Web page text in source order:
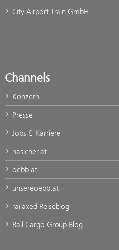
City Airport Train GmbH
Channels
Konzern
Presse
Jobs & Karriere
nasicher.at
oebb.at
unsereoebb.at
railaxed Reiseblog
Rail Cargo Group Blog